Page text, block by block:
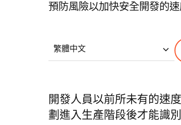
預防風險以加快安全開發的速
繁體中文
開發人員以前所未有的速
劃進入生產階段後才能識